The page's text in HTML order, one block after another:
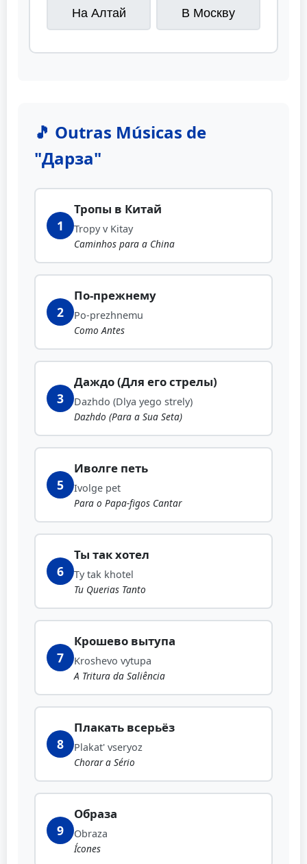
На Алтай В Москву
🎵 Outras Músicas de
"Дарза"
1
Тропы в Китай
Tropy v Kitay
Caminhos para a China
2
По-прежнему
Po-prezhnemu
Como Antes
3
Даждо (Для его стрелы)
Dazhdo (Dlya yego strely)
Dazhdo (Para a Sua Seta)
5
Иволге петь
Ivolge pet
Para o Papa-figos Cantar
6
Ты так хотел
Ty tak khotel
Tu Querias Tanto
7
Крошево вытупа
Kroshevo vytupa
A Tritura da Saliência
8
Плакать всерьёз
Plakat' vseryoz
Chorar a Sério
9
Образа
Obraza
Ícones